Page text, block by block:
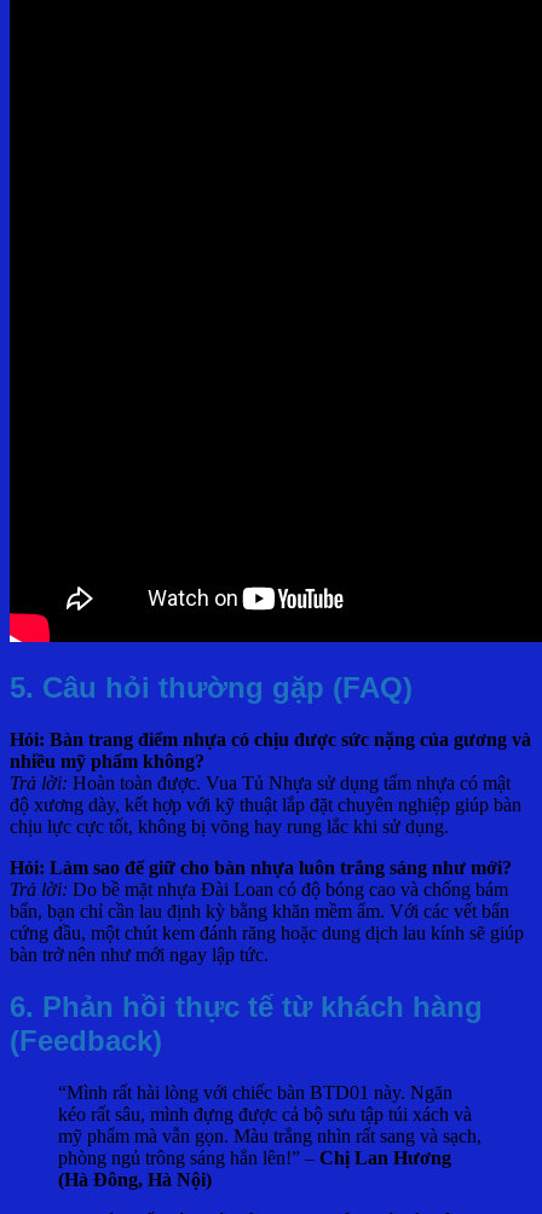
5. Câu hỏi thường gặp (FAQ)
Hỏi: Bàn trang điểm nhựa có chịu được sức nặng của gương và
nhiều mỹ phẩm không?
Trả lời: Hoàn toàn được. Vua Tủ Nhựa sử dụng tấm nhựa có mật
độ xương dày, kết hợp với kỹ thuật lắp đặt chuyên nghiệp giúp bàn
chịu lực cực tốt, không bị võng hay rung lắc khi sử dụng.
Hỏi: Làm sao để giữ cho bàn nhựa luôn trắng sáng như mới?
Trả lời: Do bề mặt nhựa Đài Loan có độ bóng cao và chống bám
bẩn, bạn chỉ cần lau định kỳ bằng khăn mềm ẩm. Với các vết bẩn
cứng đầu, một chút kem đánh răng hoặc dung dịch lau kính sẽ giúp
bàn trở nên như mới ngay lập tức.
6. Phản hồi thực tế từ khách hàng
(Feedback)
“Mình rất hài lòng với chiếc bàn BTD01 này. Ngăn
kéo rất sâu, mình đựng được cả bộ sưu tập túi xách và
mỹ phẩm mà vẫn gọn. Màu trắng nhìn rất sang và sạch,
phòng ngủ trông sáng hẳn lên!” – Chị Lan Hương
(Hà Đông, Hà Nội)